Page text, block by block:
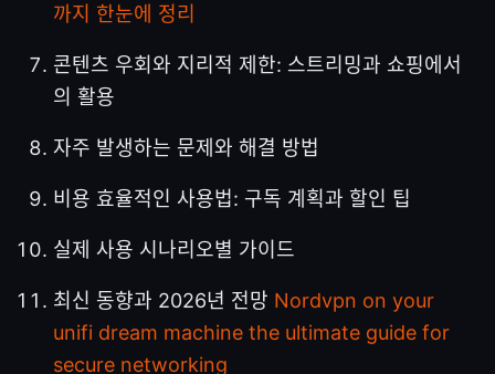
까지 한눈에 정리
콘텐츠 우회와 지리적 제한: 스트리밍과 쇼핑에서
의 활용
자주 발생하는 문제와 해결 방법
비용 효율적인 사용법: 구독 계획과 할인 팁
실제 사용 시나리오별 가이드
최신 동향과 2026년 전망 Nordvpn on your
unifi dream machine the ultimate guide for
secure networking